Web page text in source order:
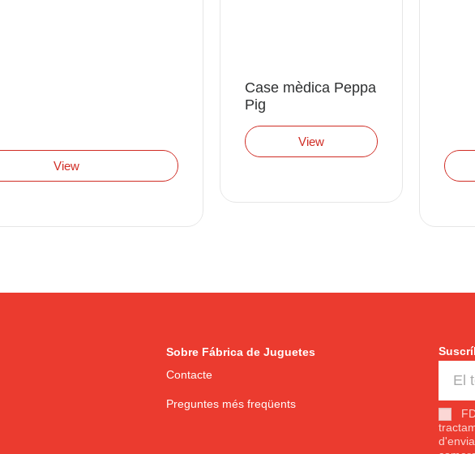
View
Case mèdica Peppa
Pig
View
Sobre Fábrica de Juguetes
Contacte
Preguntes més freqüents